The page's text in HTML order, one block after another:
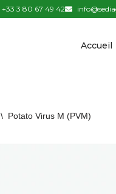
+33 3 80 67 49 42
Accueil
\ Potato Virus M (PVM)